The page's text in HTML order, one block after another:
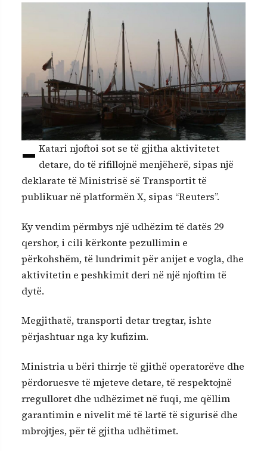
– Katari njoftoi sot se të gjitha aktivitetet
detare, do të rifillojnë menjëherë, sipas një
deklarate të Ministrisë së Transportit të
publikuar në platformën X, sipas “Reuters”.
Ky vendim përmbys një udhëzim të datës 29
qershor, i cili kërkonte pezullimin e
përkohshëm, të lundrimit për anijet e vogla, dhe
aktivitetin e peshkimit deri në një njoftim të
dytë.
Megjithatë, transporti detar tregtar, ishte
përjashtuar nga ky kufizim.
Ministria u bëri thirrje të gjithë operatorëve dhe
përdoruesve të mjeteve detare, të respektojnë
rregulloret dhe udhëzimet në fuqi, me qëllim
garantimin e nivelit më të lartë të sigurisë dhe
mbrojtjes, për të gjitha udhëtimet.